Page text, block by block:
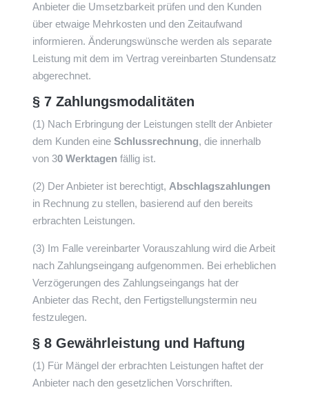
Anbieter die Umsetzbarkeit prüfen und den Kunden
über etwaige Mehrkosten und den Zeitaufwand
informieren. Änderungswünsche werden als separate
Leistung mit dem im Vertrag vereinbarten Stundensatz
abgerechnet.
§ 7 Zahlungsmodalitäten
(1) Nach Erbringung der Leistungen stellt der Anbieter
dem Kunden eine Schlussrechnung, die innerhalb
von 30 Werktagenfällig ist.
(2) Der Anbieter ist berechtigt, Abschlagszahlungen
in Rechnung zu stellen, basierend auf den bereits
erbrachten Leistungen.
(3) Im Falle vereinbarter Vorauszahlung wird die Arbeit
nach Zahlungseingang aufgenommen. Bei erheblichen
Verzögerungen des Zahlungseingangs hat der
Anbieter das Recht, den Fertigstellungstermin neu
festzulegen.
§ 8 Gewährleistung und Haftung
(1) Für Mängel der erbrachten Leistungen haftet der
Anbieter nach den gesetzlichen Vorschriften.